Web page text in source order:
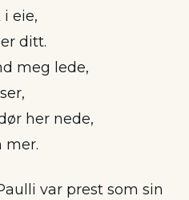
eie,
ditt.
meg lede,
her nede,
mer.
var prest som sin